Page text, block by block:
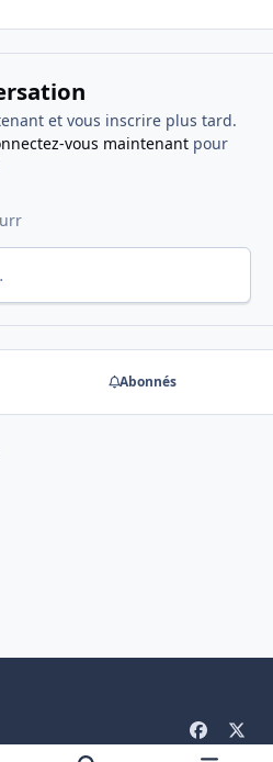
et vous inscrire plus tard.
vous maintenantpour
Abonnés
a